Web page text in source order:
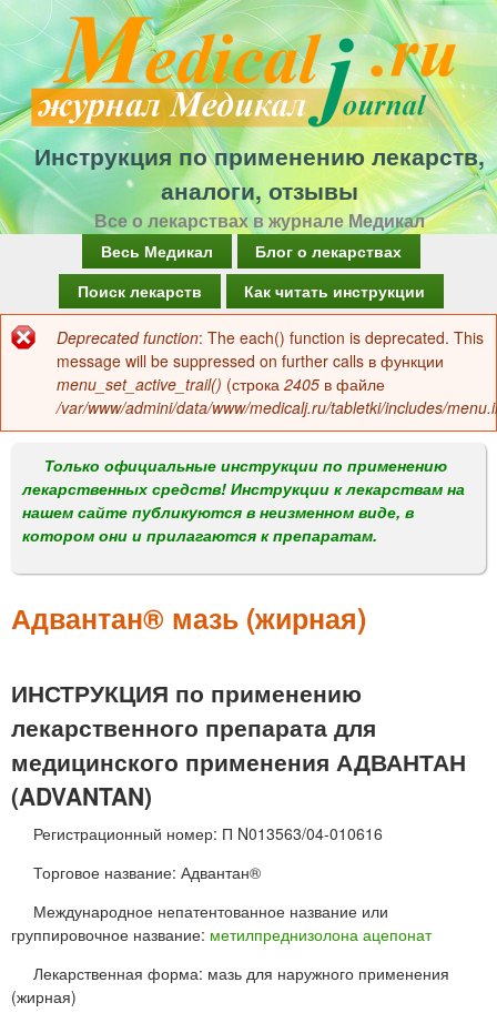
Перейти
к
основному
содержанию
Инструкция по применению лекарств,
аналоги, отзывы
Все о лекарствах в журнале Медикал
а
в
о
м
е
н
Весь Медикал
Блог о лекарствах
Поиск лекарств
Как читать инструкции
Сообщение
об
ошибке
Deprecated function: The each() function is deprecated. This
message will be suppressed on further calls в функции
menu_set_active_trail() (строка 2405 в файле
/var/www/admini/data/www/medicalj.ru/tabletki/includes/
Только официальные инструкции по применению
лекарственных средств! Инструкции к лекарствам на
нашем сайте публикуются в неизменном виде, в
котором они и прилагаются к препаратам.
Адвантан® мазь (жирная)
ИНСТРУКЦИЯ по применению
лекарственного препарата для
медицинского применения АДВАНТАН
(ADVANTAN)
Регистрационный номер: П N013563/04-010616
Торговое название: Адвантан®
Международное непатентованное название или
группировочное название: метилпреднизолона ацепонат
Лекарственная форма: мазь для наружного применения
(жирная)